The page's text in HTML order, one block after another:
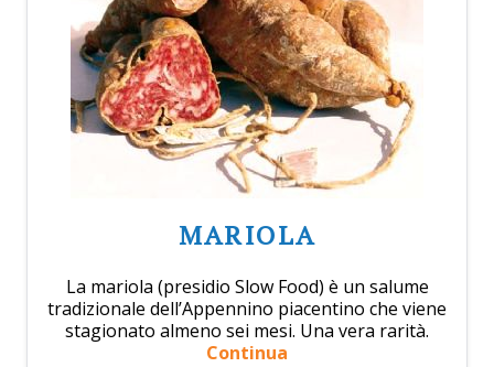
MARIOLA
La mariola (presidio Slow Food) è un salume
tradizionale dell’Appennino piacentino che viene
stagionato almeno sei mesi. Una vera rarità.
Continua